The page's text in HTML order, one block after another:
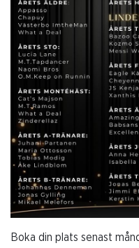
Boka din plats senast